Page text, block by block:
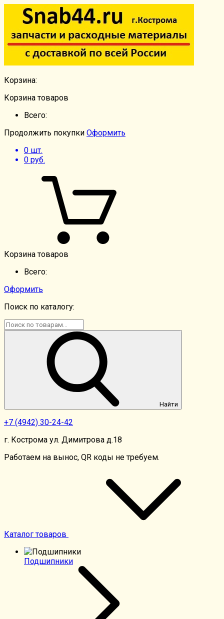
Корзина:
Корзина товаров
Всего:
Продолжить покупки Оформить
0 шт.
0 руб.
Корзина товаров
Всего:
Оформить
Поиск по каталогу:
Найти
+7 (4942) 30-24-42
г. Кострома ул. Димитрова д.18
Работаем на вынос, QR коды не требуем.
Каталог товаров
Подшипники